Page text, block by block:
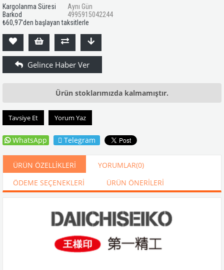
Kargolanma Süresi
Aynı Gün
Barkod
4995915042244
₺60,97'den başlayan taksitlerle
Ürün stoklarımızda kalmamıştır.
Tavsiye Et Yorum Yaz
WhatsApp Telegram
ÜRÜN ÖZELLIKLERI YORUMLAR(0)
ÖDEME SEÇENEKLERI
ÜRÜN ÖNERILERI